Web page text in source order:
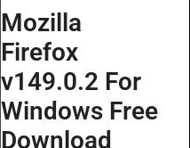
Mozilla
Firefox
v149.0.2 For
Windows Free
Download